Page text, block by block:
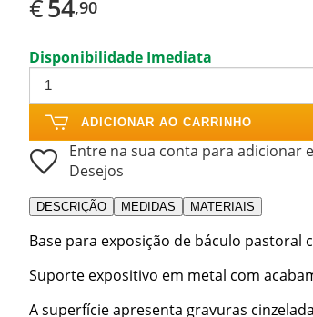
€54,90
Disponibilidade Imediata
ADICIONAR AO CARRINHO
Entre na sua conta para adicionar
Desejos
DESCRIÇÃO MEDIDAS MATERIAIS
Base para exposição de báculo pastoral
Suporte expositivo em metal com
A superfície apresenta gravuras